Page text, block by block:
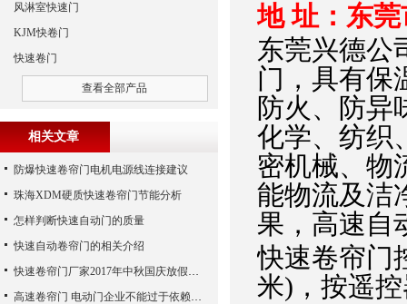
地 址：东
东莞兴德公
门，具有保
防火、防异
化学、纺织
密机械、物
能物流及洁
果，高速自
快速卷帘门
米)，按遥
风淋室快速门
KJM快卷门
快速卷门
查看全部产品
相关文章
防爆快速卷帘门电机电源线连接建议
珠海XDM硬质快速卷帘门节能分析
怎样判断快速自动门的质量
快速自动卷帘门的相关介绍
快速卷帘门厂家2017年中秋国庆放假通知
高速卷帘门 电动门企业不能过于依赖广告宣传